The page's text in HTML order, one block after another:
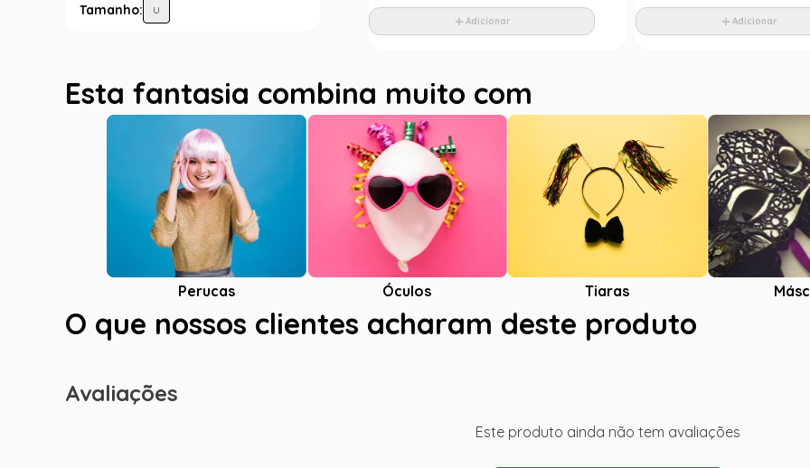
Tamanho: U
Adicionar Adicionar
Esta fantasia combina muito com
Perucas Óculos Tiaras
O que nossos clientes acharam deste produto
Avaliações
Este produto ainda não tem avaliações